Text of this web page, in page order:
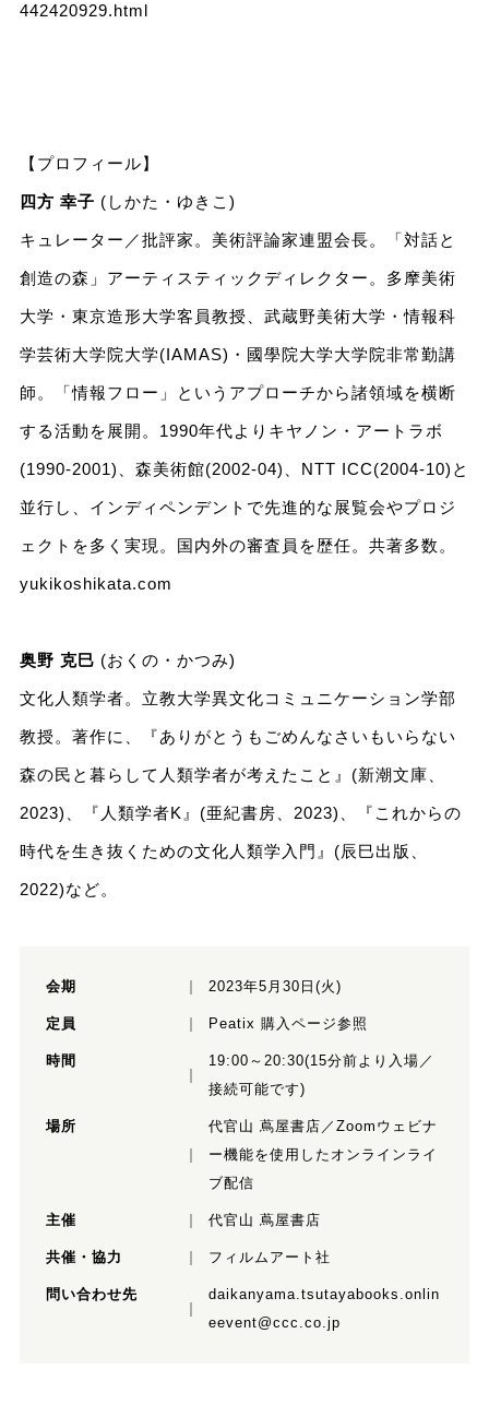
442420929.html
【プロフィール】
四方 幸子 (しかた・ゆきこ)
キュレーター／批評家。美術評論家連盟会長。「対話と
創造の森」アーティスティックディレクター。多摩美術
大学・東京造形大学客員教授、武蔵野美術大学・情報科
学芸術大学院大学(IAMAS)・國學院大学大学院非常勤講
師。「情報フロー」というアプローチから諸領域を横断
する活動を展開。1990年代よりキヤノン・アートラボ
(1990-2001)、森美術館(2002-04)、NTT ICC(2004-10)と
並行し、インディペンデントで先進的な展覧会やプロジ
ェクトを多く実現。国内外の審査員を歴任。共著多数。
yukikoshikata.com
奥野 克巳 (おくの・かつみ)
文化人類学者。立教大学異文化コミュニケーション学部
教授。著作に、『ありがとうもごめんなさいもいらない
森の民と暮らして人類学者が考えたこと』(新潮文庫、
2023)、『人類学者K』(亜紀書房、2023)、『これからの
時代を生き抜くための文化人類学入門』(辰巳出版、
2022)など。
会期 2023年5月30日(火)
定員 Peatix 購入ページ参照
時間
19:00～20:30(15分前より入場／
接続可能です)
場所
代官山 蔦屋書店／Zoomウェビナ
ー機能を使用したオンラインライ
ブ配信
主催 代官山 蔦屋書店
共催・協力 フィルムアート社
問い合わせ先
daikanyama.tsutayabooks.onlin
eevent@ccc.co.jp